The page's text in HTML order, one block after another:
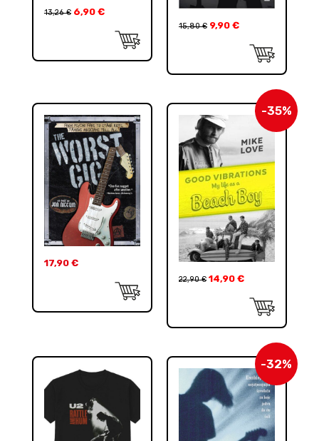
13,26€ 6,90 €
15,80€ 9,90 €
17,90 €
-35%
22,90€ 14,90 €
-32%